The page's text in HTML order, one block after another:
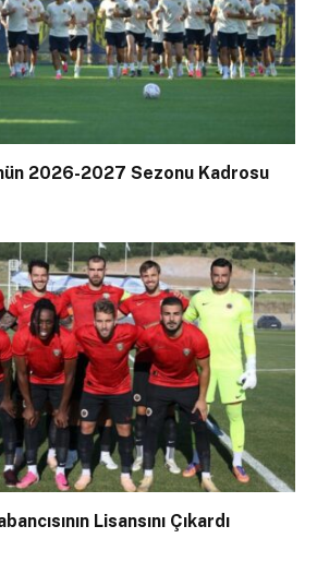
2026-2027 Sezonu Kadrosu
Lisansını Çıkardı